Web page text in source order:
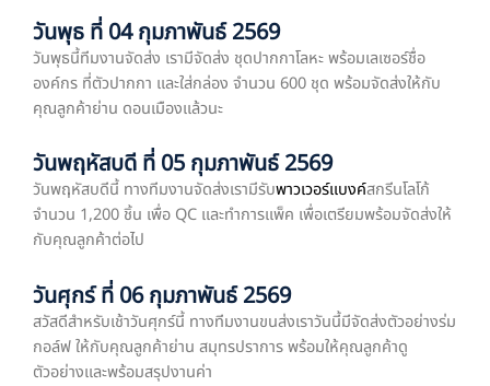
วันพุธ ที่ 04 กุมภาพันธ์ 2569
วันพุธนี้ทีมงานจัดส่ง เรามีจัดส่ง ชุดปากกาโลหะ พร้อมเลเซอร์ชื่อ
องค์กร ที่ตัวปากกา และใส่กล่อง จำนวน 600 ชุด พร้อมจัดส่งให้กับ
คุณลูกค้าย่าน ดอนเมืองแล้วนะ
วันพฤหัสบดี ที่ 05 กุมภาพันธ์ 2569
วันพฤหัสบดีนี้ ทางทีมงานจัดส่งเรามีรับพาวเวอร์แบงค์สกรีนโลโก้
จำนวน 1,200 ชิ้น เพื่อ QC และทำการแพ็ค เพื่อเตรียมพร้อมจัดส่งให้
กับคุณลูกค้าต่อไป
วันศุกร์ ที่ 06 กุมภาพันธ์ 2569
สวัสดีสำหรับเช้าวันศุกร์นี้ ทางทีมงานขนส่งเราวันนี้มีจัดส่งตัวอย่างร่ม
กอล์ฟ ให้กับคุณลูกค้าย่าน สมุทรปราการ พร้อมให้คุณลูกค้าดู
ตัวอย่างและพร้อมสรุปงานค่า